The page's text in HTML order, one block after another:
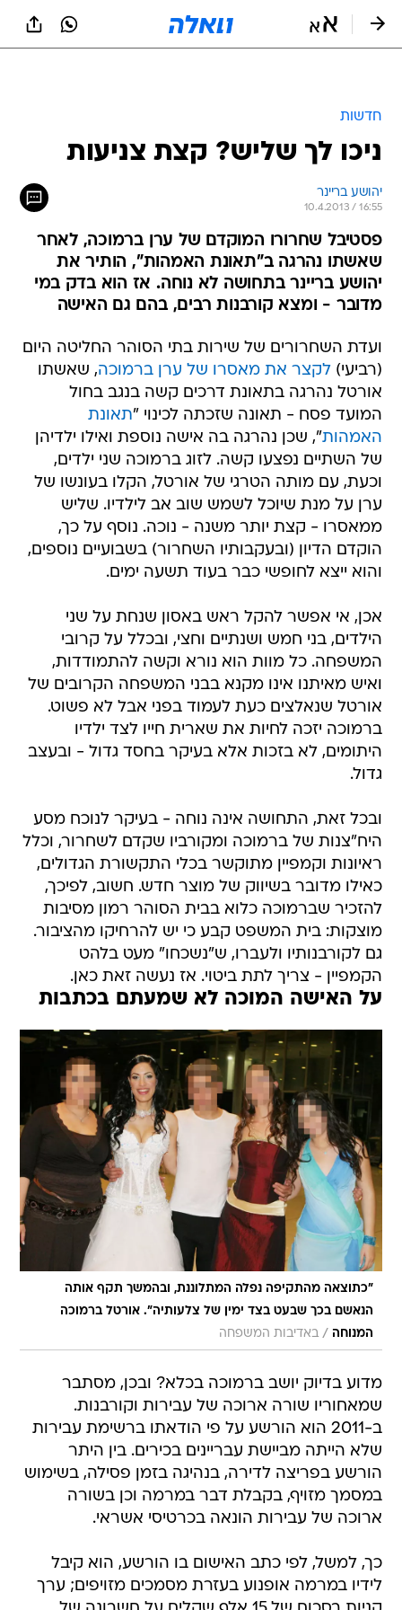
חדשות
ניכו לך שליש? קצת צניעות
יהושע בריינר
10.4.2013 / 16:55
פסטיבל שחרורו המוקדם של ערן ברמוכה, לאחר
שאשתו נהרגה ב"תאונת האמהות", הותיר את
יהושע בריינר בתחושה לא נוחה. אז הוא בדק במי
מדובר - ומצא קורבנות רבים, בהם גם האישה
ועדת השחרורים של שירות בתי הסוהר החליטה היום
(רביעי)לקצר את מאסרו של ערן ברמוכה, שאשתו
אורטל נהרגה בתאונת דרכים קשה בנגב בחול
המועד פסח - תאונה שזכתה לכינוי "תאונת
האמהות", שכן נהרגה בה אישה נוספת ואילו ילדיהן
של השתיים נפצעו קשה. לזוג ברמוכה שני ילדים,
וכעת, עם מותה הטרגי של אורטל, הקלו בעונשו של
ערן על מנת שיוכל לשמש שוב אב לילדיו. שליש
ממאסרו - קצת יותר משנה - נוכה. נוסף על כך,
הוקדם הדיון (ובעקבותיו השחרור) בשבועיים נוספים,
והוא ייצא לחופשי כבר בעוד תשעה ימים.
אכן, אי אפשר להקל ראש באסון שנחת על שני
הילדים, בני חמש ושנתיים וחצי, ובכלל על קרובי
המשפחה. כל מוות הוא נורא וקשה להתמודדות,
ואיש מאיתנו אינו מקנא בבני המשפחה הקרובים של
אורטל שנאלצים כעת לעמוד בפני אבל לא פשוט.
ברמוכה יזכה לחיות את שארית חייו לצד ילדיו
היתומים, לא בזכות אלא בעיקר בחסד גדול - ובעצב
גדול.
ובכל זאת, התחושה אינה נוחה - בעיקר לנוכח מסע
היח"צנות של ברמוכה ומקורביו שקדם לשחרור, וכלל
ראיונות וקמפיין מתוקשר בכלי התקשורת הגדולים,
כאילו מדובר בשיווק של מוצר חדש. חשוב, לפיכך,
להזכיר שברמוכה כלוא בבית הסוהר רמון מסיבות
מוצקות: בית המשפט קבע כי יש להרחיקו מהציבור.
גם לקורבנותיו ולעברו, ש"נשכחו" מעט בלהט
הקמפיין - צריך לתת ביטוי. אז נעשה זאת כאן.
על האישה המוכה לא שמעתם בכתבות
"כתוצאה מהתקיפה נפלה המתלוננת, ובהמשך תקף אותה
הנאשם בכך שבעט בצד ימין של צלעותיה". אורטל ברמוכה
המנוחה / באדיבות המשפחה
מדוע בדיוק יושב ברמוכה בכלא? ובכן, מסתבר
שמאחוריו שורה ארוכה של עבירות וקורבנות.
ב-2011 הוא הורשע על פי הודאתו ברשימת עבירות
שלא הייתה מביישת עבריינים בכירים. בין היתר
הורשע בפריצה לדירה, בנהיגה בזמן פסילה, בשימוש
במסמך מזויף, בקבלת דבר במרמה וכן בשורה
ארוכה של עבירות הונאה בכרטיסי אשראי.
כך, למשל, לפי כתב האישום בו הורשע, הוא קיבל
לידיו במרמה אופנוע בעזרת מסמכים מזויפים; ערך